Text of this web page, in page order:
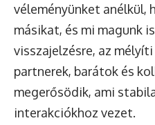
véleményünket anélkül,
másikat, és mi magunk
visszajelzésre, az
partnerek, barátok és
megerősödik, ami
interakciókhoz vezet.